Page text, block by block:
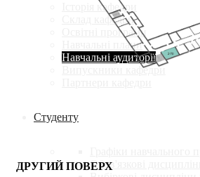
Історія кафедри
Склад кафедри
Освітні програми
Навчальні плани
Навчальні аудиторії
Випускники кафедри
Студенту
Обов'язкові дисципліни
ДРУГИЙ ПОВЕРХ